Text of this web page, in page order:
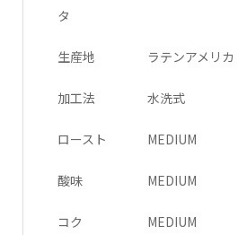
タ
生産地 ラテンアメリカ
加工法 水洗式
ロースト MEDIUM
酸味 MEDIUM
コク MEDIUM